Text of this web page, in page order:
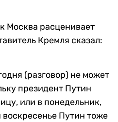
Москва расценивает
Кремля сказал:
(разговор) не может
президент Путин
или в понедельник,
воскресенье Путин тоже